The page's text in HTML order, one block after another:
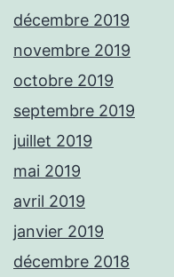
décembre 2019
novembre 2019
octobre 2019
septembre 2019
juillet 2019
mai 2019
avril 2019
janvier 2019
décembre 2018